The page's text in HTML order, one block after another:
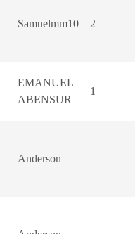
Samuelmm10 2
EMANUEL
ABENSUR
1
Anderson